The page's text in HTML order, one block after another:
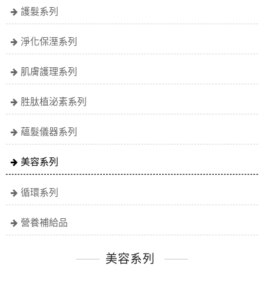
護髮系列
淨化保溼系列
肌膚護理系列
胜肽植泌素系列
蘊髮儀器系列
美容系列
循環系列
營養補給品
美容系列